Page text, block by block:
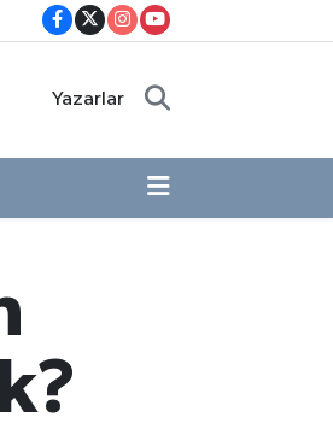
Yazarlar